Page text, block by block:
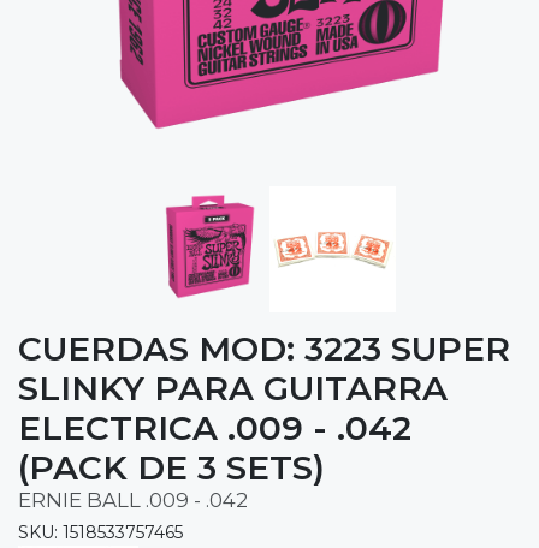
CUERDAS MOD: 3223 SUPER
SLINKY PARA GUITARRA
ELECTRICA .009 - .042
(PACK DE 3 SETS)
ERNIE BALL .009 - .042
SKU: 1518533757465